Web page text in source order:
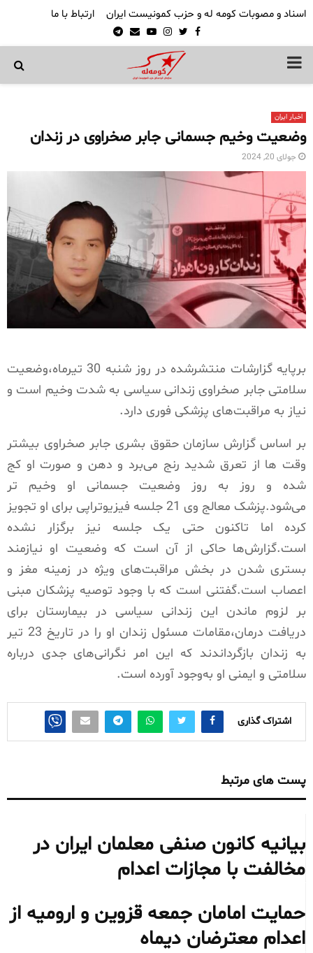
اسناد و مصوبات کومه له و حزب کمونیست ایران ارتباط با ما
Facebook
Twitter
Instagram
Youtube
Email
Telegram
PRIMARY
اخبار ایران
وضعیت وخیم جسمانی جابر صخراوی در زندان
جولای 20, 2024
برپایه گزارشات منتشرشده در روز شنبه 30 تیرماه،وضعیت
سلامتی جابر صخراوی زندانی سیاسی به شدت وخیم است و
نیاز به مراقبت‌های پزشکی فوری دارد.
بر اساس گزارش سازمان حقوق بشری جابر صخراوی بیشتر
وقت ها از تعرق شدید رنج می‌برد و دهن و صورت او کج
شده و روز به روز وضعیت جسمانی او وخیم تر
می‌شود.پزشک معالج وی 21 جلسه فیزیوتراپی برای او تجویز
کرده اما تاکنون حتی یک جلسه نیز برگزار نشده
است.گزارش‌ها حاکی از آن است که وضعیت او نیازمند
بستری شدن در بخش مراقبت‌های ویژه در زمینه مغز و
اعصاب است.گفتنی است که با وجود توصیه پزشکان مبنی
بر لزوم ماندن این زندانی سیاسی در بیمارستان برای
دریافت درمان،مقامات مسئول زندان او را در تاریخ 23 تیر
به زندان بازگرداندند که این امر نگرانی‌های جدی درباره
سلامتی و ایمنی او به‌وجود آورده است.
اشتراک گذاری
پست های مرتبط
بیانیه کانون صنفی معلمان ایران در
مخالفت با مجازات اعدام
حمایت امامان جمعه قزوین و ارومیه از
اعدام معترضان دیماه